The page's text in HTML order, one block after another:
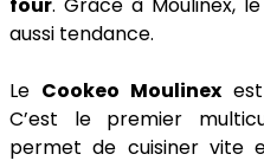
four. Grâce à Moulinex,
aussi tendance.
Le Cookeo Moulinex
C’est le premier
permet de cuisiner vite